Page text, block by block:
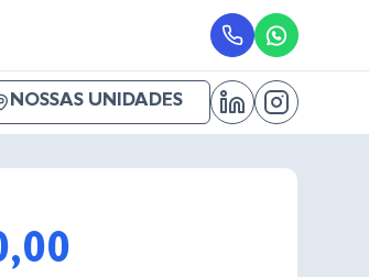
NOSSAS UNIDADES